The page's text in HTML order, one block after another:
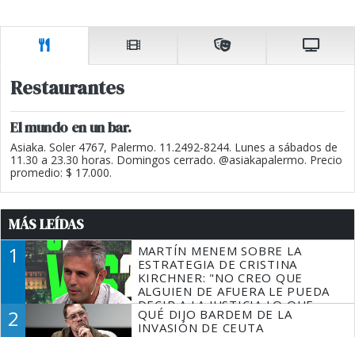
Restaurantes
El mundo en un bar.
Asiaka. Soler 4767, Palermo. 11.2492-8244. Lunes a sábados de
11.30 a 23.30 horas. Domingos cerrado. @asiakapalermo. Precio
promedio: $ 17.000.
MÁS LEÍDAS
1
MARTÍN MENEM SOBRE LA
ESTRATEGIA DE CRISTINA
KIRCHNER: "NO CREO QUE
ALGUIEN DE AFUERA LE PUEDA
DECIR A LA JUSTICIA LO QUE
TIENE QUE HACER"
2
QUÉ DIJO BARDEM DE LA
INVASIÓN DE CEUTA